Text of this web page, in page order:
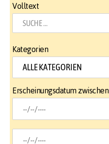
Volltext
Kategorien
Erscheinungsdatum zwischen